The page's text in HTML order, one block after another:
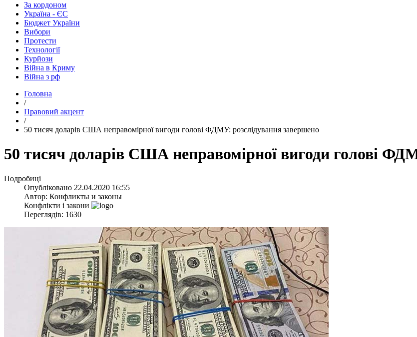
За кордоном
Україна - ЄС
Бюджет України
Вибори
Протести
Технології
Курйози
Війна в Криму
Війна з рф
Головна
/
Правовий акцент
/
​50 тисяч доларів США неправомірної вигоди голові ФДМУ: розслідування завершено
​50 тисяч доларів США неправомірної вигоди голові
Подробиці
Опубліковано 22.04.2020 16:55
Автор: Конфликты и законы
Конфлікти і закони
Переглядів: 1630